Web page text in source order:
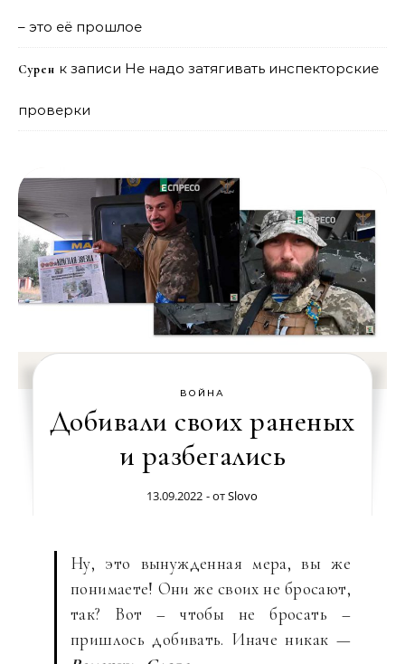
– это её прошлое
Сурен к записи Не надо затягивать инспекторские
проверки
ВОЙНА
Добивали своих раненых
и разбегались
13.09.2022 - отSlovo
Ну, это вынужденная мера, вы же
понимаете! Они же своих не бросают,
так? Вот – чтобы не бросать –
пришлось добивать. Иначе никак —